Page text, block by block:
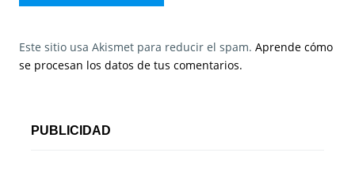
Este sitio usa Akismet para reducir el spam. Aprende cómo
se procesan los datos de tus comentarios.
PUBLICIDAD